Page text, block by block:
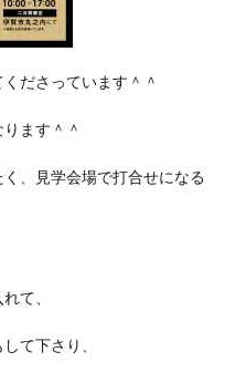
ださっています＾＾
ます＾＾
、見学会場で打合せになる
て、
て下さり、